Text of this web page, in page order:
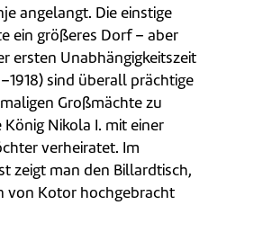
angelangt. Die einstige
ein größeres Dorf – aber
ersten Unabhängigkeitszeit
sind überall prächtige
Großmächte zu
Nikola I. mit einer
verheiratet. Im
zeigt man den Billardtisch,
von Kotor hochgebracht